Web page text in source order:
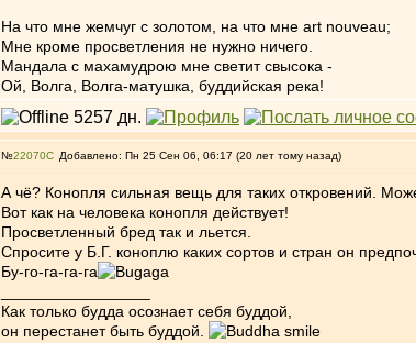
На что мне жемчуг с золотом, на что мне art nouveau;
Мне кроме просветления не нужно ничего.
Мандала с махамудрою мне светит свысока -
Ой, Волга, Волга-матушка, буддийская река!
№22070 Добавлено: Пн 25 Сен 06, 06:17 (20 лет тому назад)
А чё? Конопля сильная вещь для таких откровений.
Вот как на человека конопля действует!
Просветленный бред так и льется.
Спросите у Б.Г. коноплю каких сортов и стран он
Бу-го-га-га-га
Как только будда осознает себя буддой,
он перестанет быть буддой.